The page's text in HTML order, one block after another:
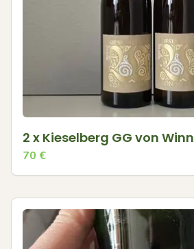
2 x Kieselberg GG von
70 €